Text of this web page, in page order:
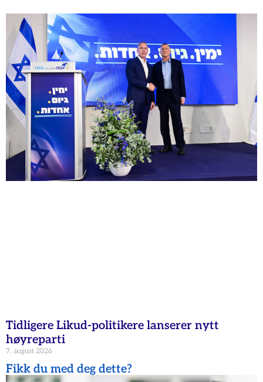
Tidligere Likud-politikere lanserer nytt
høyreparti
7. august 2026
Fikk du med deg dette?